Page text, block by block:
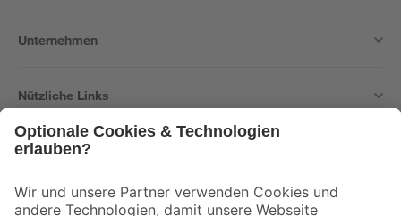
Unternehmen
Nützliche Links
Der toom Newsletter: Keine Angebote und Aktionen mehr verpassen!